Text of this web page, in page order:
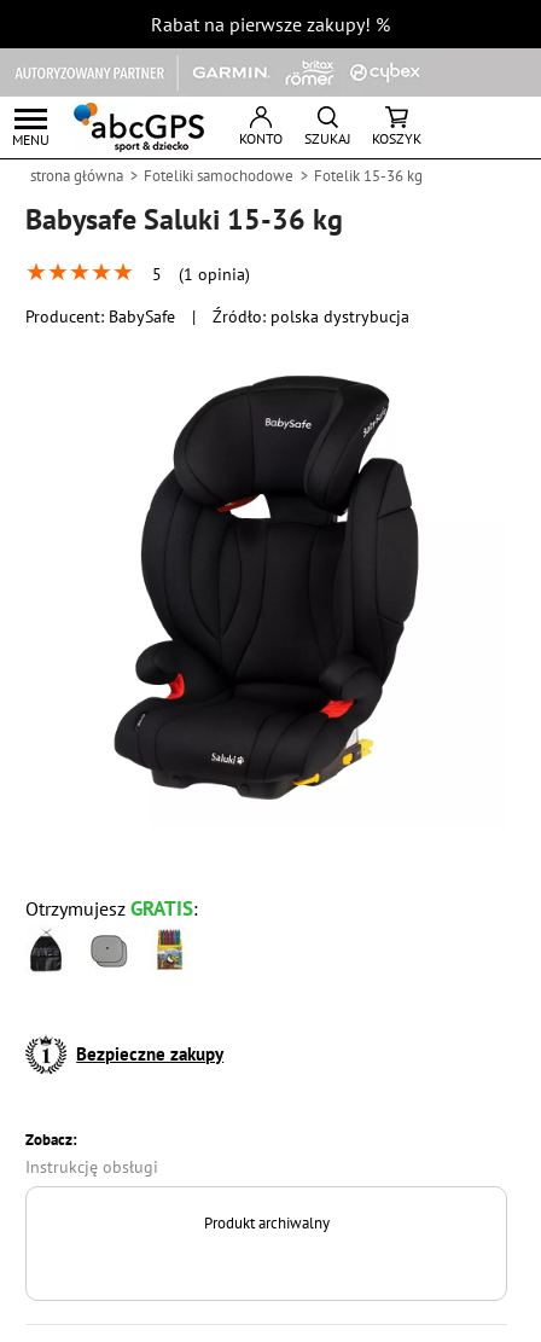
Rabat na pierwsze zakupy! %
MENU KONTO SZUKAJ KOSZYK
strona główna Foteliki samochodowe Fotelik 15-36 kg
Babysafe Saluki 15-36 kg
★★★★★ 5 (1 opinia)
Producent: BabySafe | Źródło: polska dystrybucja
OtrzymujeszGRATIS:
Bezpieczne zakupy
Zobacz:
Instrukcję obsługi
Produkt archiwalny